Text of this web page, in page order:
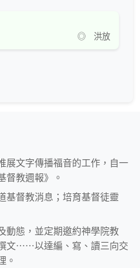
◎ 洪放
展文字傳播福音的工作，自一
督教週報》。
基督教消息；培育基督徒靈
動態，並定期邀約神學院教
文⋯⋯以達編、寫、讀三向交
。